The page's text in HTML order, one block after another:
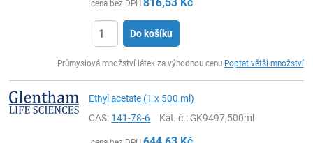
cena bez DPH
Do košíku
Průmyslová množství látek za výhodnou cenu Poptat větší množství
Ethyl acetate (1 x 500 ml)
CAS: 141-78-6 Kat. č.: GK9497,500ml